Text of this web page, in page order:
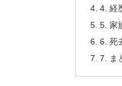
4. 経
5. 家
6. 死
7. ま